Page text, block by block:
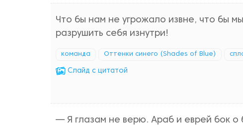
Что бы нам не угрожало извне, что бы
разрушить себя изнутри!
команда Оттенки синего (Shades of Blue)
Cлайд с цитатой
— Я глазам не верю. Араб и еврей бок о